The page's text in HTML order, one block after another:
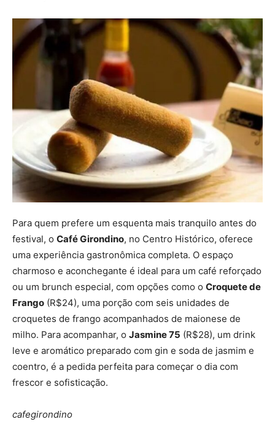
Para quem prefere um esquenta mais tranquilo antes do
festival, o Café Girondino, no Centro Histórico, oferece
uma experiência gastronômica completa. O espaço
charmoso e aconchegante é ideal para um café reforçado
ou um brunch especial, com opções como o Croquete de
Frango (R$24), uma porção com seis unidades de
croquetes de frango acompanhados de maionese de
milho. Para acompanhar, o Jasmine 75 (R$28), um drink
leve e aromático preparado com gin e soda de jasmim e
coentro, é a pedida perfeita para começar o dia com
frescor e sofisticação.
cafegirondino